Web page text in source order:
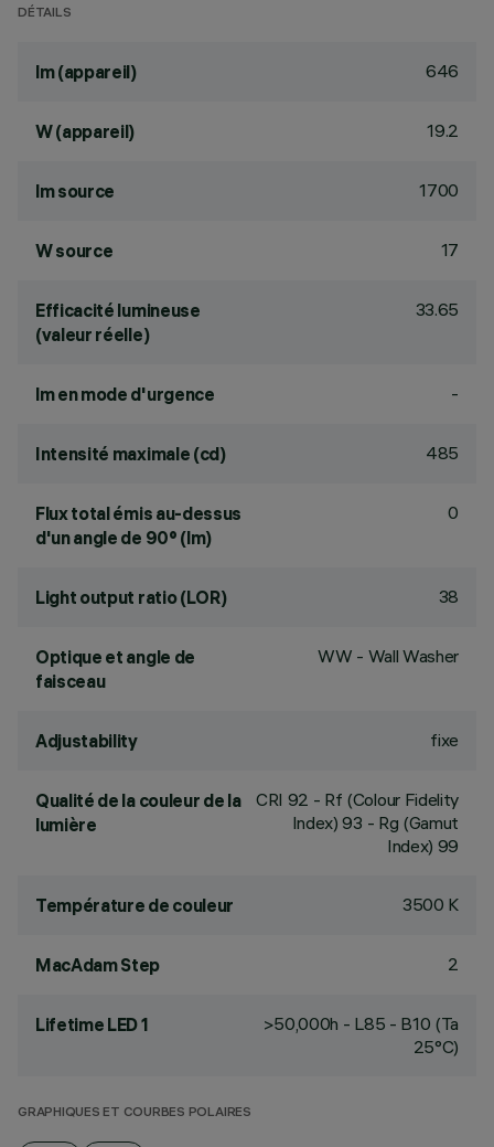
DÉTAILS
lm (appareil) 646
W (appareil) 19.2
lm source 1700
W source 17
Efficacité lumineuse
(valeur réelle)
33.65
lm en mode d'urgence -
Intensité maximale (cd) 485
Flux total émis au-dessus
d'un angle de 90° (lm)
0
Light output ratio (LOR) 38
Optique et angle de
faisceau
WW - Wall Washer
Adjustability fixe
Qualité de la couleur de la
lumière
CRI 92 - Rf (Colour Fidelity
Index) 93 - Rg (Gamut
Index) 99
Température de couleur 3500 K
MacAdam Step 2
Lifetime LED 1
>50,000h - L85 - B10 (Ta
25°C)
GRAPHIQUES ET COURBES POLAIRES